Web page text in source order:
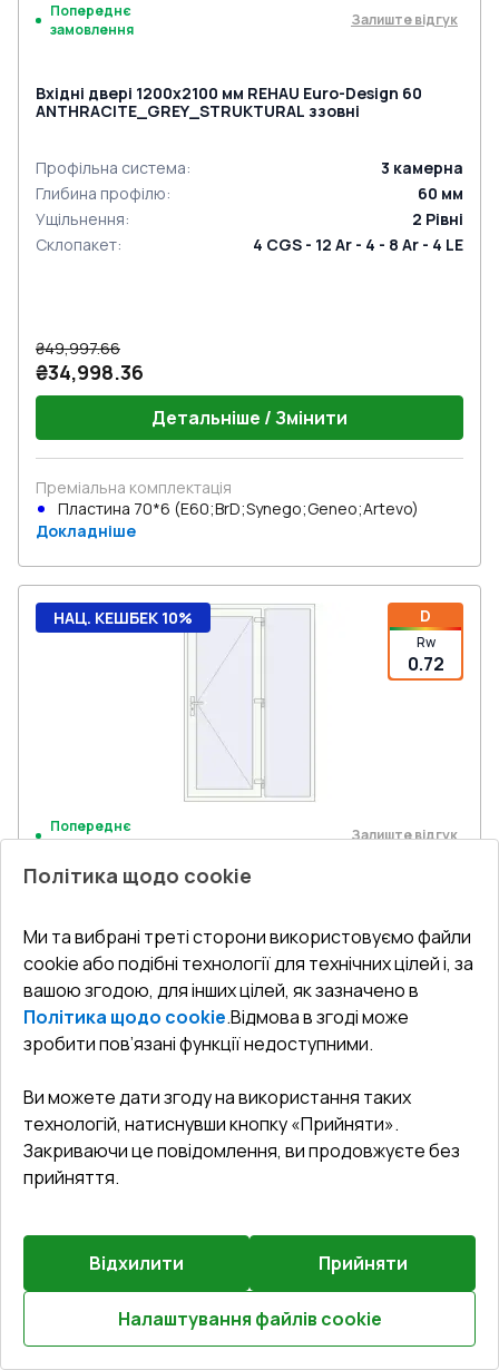
Розрахуй онлайн
Попереднє
замовлення
Залиште відгук
Вхідні двері 1200x2100 мм REHAU Euro-Design 60
ANTHRACITE_GREY_STRUKTURAL ззовні
Профільна система: 3 камерна
Глибина профілю: 60 мм
Ущільнення: 2 Рівні
Склопакет: 4 CGS - 12 Ar - 4 - 8 Ar - 4 LE
₴49,997.66
₴34,998.36
Детальніше / Змінити
Преміальна комплектація
Пластина 70*6 (E60;BrD;Synego;Geneo;Artevo)
Докладніше
D
Rw
0.72
НАЦ. КЕШБЕК 10%
Попереднє
замовлення
Залиште відгук
Білий (RAL 9016) з двох сторін
Профільна система: 3 камерна
Глибина профілю :
Ущільнення
4 CGS - 12 Ar - 4 - 8 Ar - 4 LE
₴46,286.36
₴32,400.45
Детальніше / Змінити
Пластина 70*6 (E60;BrD;Synego;Geneo;Artevo)
Докладніше
Політика щодо cookie
Ми та вибрані треті сторони використовуємо файли
cookie або подібні технології для технічних цілей і, за
вашою згодою, для інших цілей, як зазначено в
Політика щодо cookie.Відмова в згоді може
зробити пов’язані функції недоступними.
Ви можете дати згоду на використання таких
технологій, натиснувши кнопку «Прийняти».
Закриваючи це повідомлення, ви продовжуєте без
прийняття.
Відхилити Прийняти
Налаштування файлів cookie